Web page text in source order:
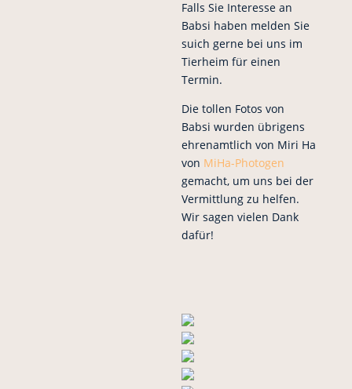
Falls Sie Interesse an
Babsi haben melden Sie
suich gerne bei uns im
Tierheim für einen
Termin.
Die tollen Fotos von
Babsi wurden übrigens
ehrenamtlich von Miri Ha
von MiHa-Photogen
gemacht, um uns bei der
Vermittlung zu helfen.
Wir sagen vielen Dank
dafür!